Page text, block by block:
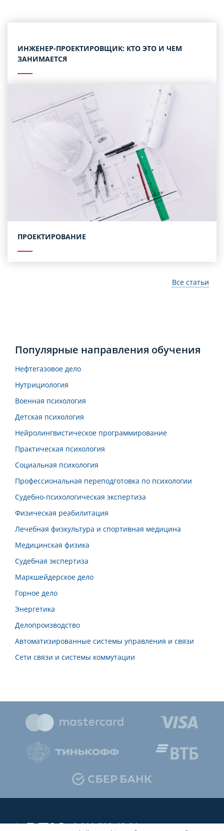
ИНЖЕНЕР-ПРОЕКТИРОВЩИК: КТО ЭТО И ЧЕМ
ЗАНИМАЕТСЯ
ПРОЕКТИРОВАНИЕ
Все статьи
Популярные направления обучения
Нефтегазовое дело
Нутрициология
Военная психология
Детская психология
Нейролингвистическое программирование
Практическая психология
Социальная психология
Профессиональная переподготовка по психологии
Судебно-психологическая экспертиза
Физическая реабилитация
Лечебная физкультура и спортивная медицина
Медицинская физика
Судебная экспертиза
Маркшейдерское дело
Горное дело
Энергетика
Делопроизводство
Автоматизированные системы управления и связи
Сети связи и системы коммутации
8 800 533-43-21